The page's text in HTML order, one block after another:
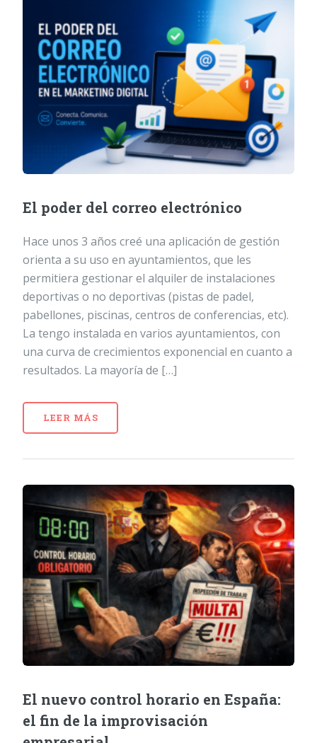
El poder del correo electrónico
Hace unos 3 años creé una aplicación de gestión
orienta a su uso en ayuntamientos, que les
permitiera gestionar el alquiler de instalaciones
deportivas o no deportivas (pistas de padel,
pabellones, piscinas, centros de conferencias, etc).
La tengo instalada en varios ayuntamientos, con
una curva de crecimientos exponencial en cuanto a
resultados. La mayoría de […]
LEER MÁS
El nuevo control horario en España:
el fin de la improvisación